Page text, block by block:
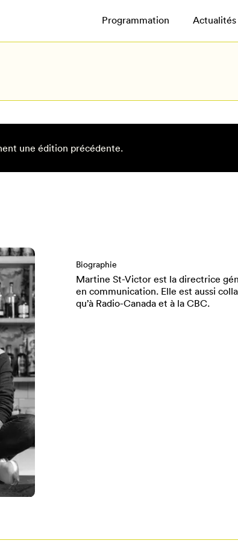
Programmation Actualités
une édition précédente.
Biographie
Martine St-Victor est la directrice
en communication. Elle est aussi
qu’à Radio-Canada et à la CBC.
Pour enregistrer vos favoris,
vous ou créez votre